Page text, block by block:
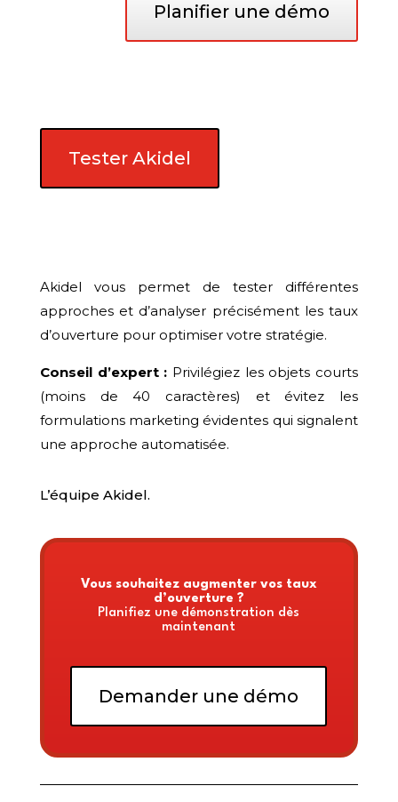
Planifier une démo
Tester Akidel
Akidel vous permet de tester différentes
approches et d’analyser précisément les taux
d’ouverture pour optimiser votre stratégie.
Conseil d’expert : Privilégiez les objets courts
(moins de 40 caractères) et évitez les
formulations marketing évidentes qui signalent
une approche automatisée.
L’équipe Akidel.
Vous souhaitez augmenter vos taux
d’ouverture ?
Planifiez une démonstration dès
maintenant
Demander une démo